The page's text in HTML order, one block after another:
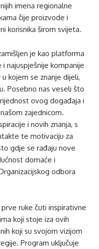
imena regionalne
čije proizvode i
korisnika širom svijeta.
je kao platforma
najuspješnije kompanije
kojem se znanje dijeli,
Posebno nas veseli što
ovog događaja i
zajednicom.
i novih znanja, s
te motivaciju za
gdje se rađaju nove
domaće i
odbora
ruke čuti inspirativne
koji stoje iza ovih
koji su svojom vizijom
Program uključuje